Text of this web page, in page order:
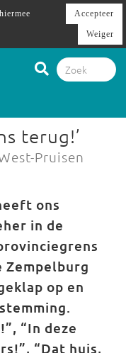
terug!’
Pruisen
ons
in de
Zempelburg
op en
“In deze
“Dat huis,
Accepteer
Weiger